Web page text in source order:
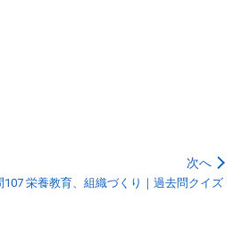
次へ
107 栄養教育、組織づくり｜過去問クイズ